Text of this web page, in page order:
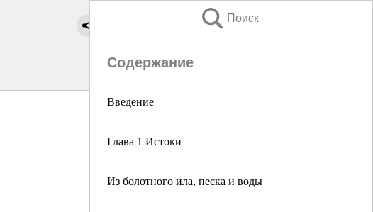
Поиск
Содержание
Введение
Глава 1 Истоки
Из болотного ила, песка и воды